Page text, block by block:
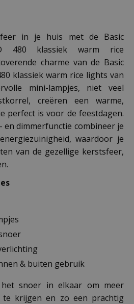
in je huis met de Basic
480 klassiek warm rice
charme van de Basic
klassiek warm rice lights van
mini-lampjes, niet veel
creëren een warme,
perfect is voor de feestdagen.
en dimmerfunctie combineer je
waardoor je
van de gezellige kerstsfeer,
& buiten gebruik
snoer in elkaar om meer
te krijgen en zo een prachtig